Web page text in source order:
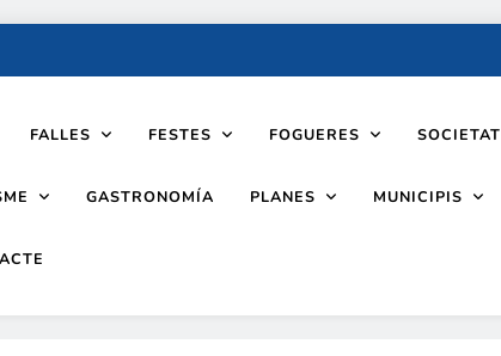
FALLES FESTES FOGUERES SOCIETAT
GASTRONOMÍA PLANES MUNICIPIS